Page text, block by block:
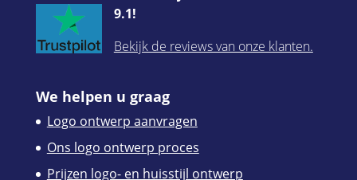
9.1!
Bekijk de reviews van onze klanten.
We helpen u graag
Logo ontwerp aanvragen
Ons logo ontwerp proces
Prijzen logo- en huisstijl ontwerp